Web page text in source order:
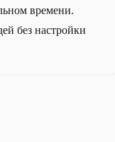
времени.
без настройки